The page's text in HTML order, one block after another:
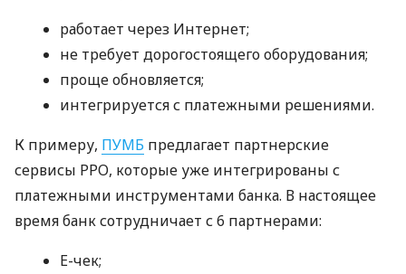
работает через Интернет;
не требует дорогостоящего оборудования;
проще обновляется;
интегрируется с платежными решениями.
К примеру, ПУМБ предлагает партнерские
сервисы РРО, которые уже интегрированы с
платежными инструментами банка. В настоящее
время банк сотрудничает с 6 партнерами:
E-чек;